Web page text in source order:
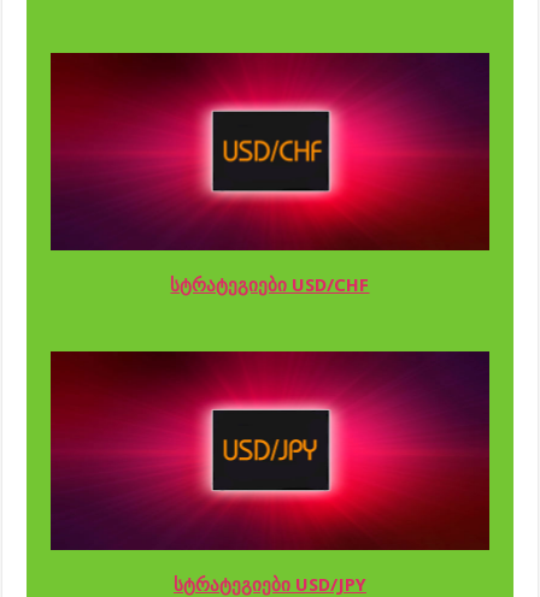
სტრატეგიები USD/CHF
სტრატეგიები USD/JPY